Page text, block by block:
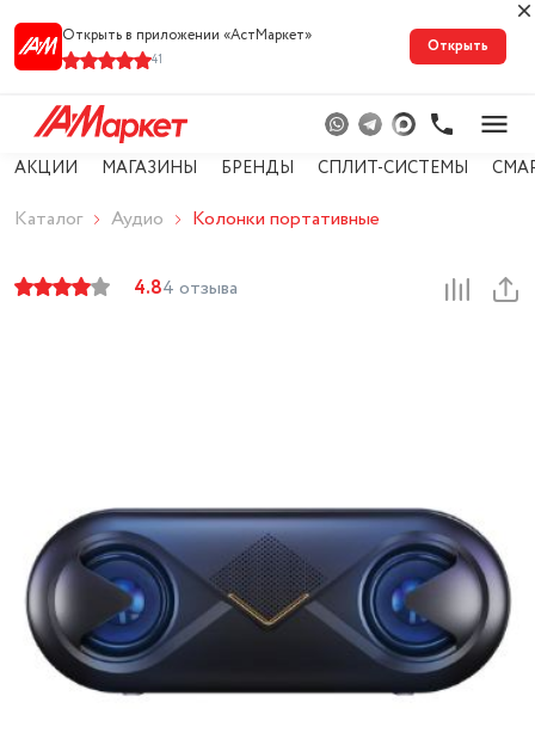
Открыть в приложении «АстМарке‪т‬»
41
Открыть
АКЦИИ МАГАЗИНЫ БРЕНДЫ СПЛИТ-СИСТЕМЫ
Каталог Аудио Колонки портативные
4.84 отзыва